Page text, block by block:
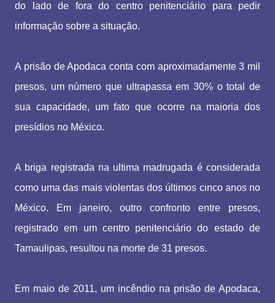
do lado de fora do centro penitenciário para pedir
informação sobre a situação.
A prisão de Apodaca conta com aproximadamente 3 mil
presos, um número que ultrapassa em 30% o total de
sua capacidade, um fato que ocorre na maioria dos
presídios no México.
A briga registrada na ultima madrugada é considerada
como uma das mais violentas dos últimos cinco anos no
México. Em janeiro, outro confronto entre presos,
registrado em um centro penitenciário do estado de
Tamaulipas, resultou na morte de 31 presos.
Em maio de 2011, um incêndio na prisão de Apodaca,